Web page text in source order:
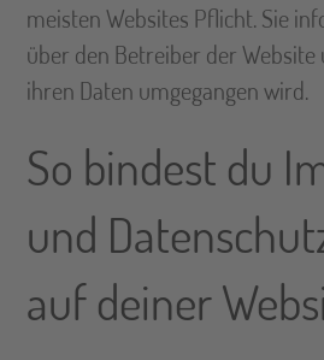
meisten Websites Pflicht. Sie
über den Betreiber der
ihren Daten umgegangen wird.
So bindest du
und
auf deiner